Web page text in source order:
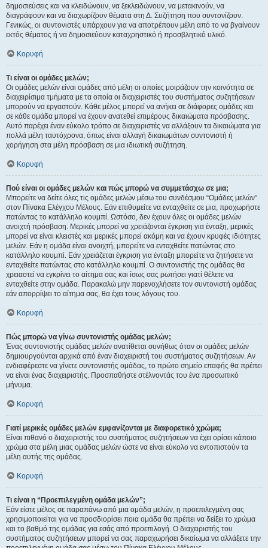
δημοσιεύσεις και να κλειδώνουν, να ξεκλειδώνουν, να μετακινούν, να
διαγράφουν και να διαχωρίζουν θέματα στη Δ. Συζήτηση που συντονίζουν.
Γενικώς, οι συντονιστές υπάρχουν για να αποτρέπουν μέλη από το να βγαίνουν
εκτός θέματος ή να δημοσιεύουν καταχρηστικό ή προσβλητικό υλικό.
Κορυφή
Τι είναι οι ομάδες μελών;
Οι ομάδες μελών είναι ομάδες από μέλη οι οποίες μοιράζουν την κοινότητα σε
διαχειρίσιμα τμήματα με τα οποία οι διαχειριστές του συστήματος συζητήσεων
μπορούν να εργαστούν. Κάθε μέλος μπορεί να ανήκει σε διάφορες ομάδες και
σε κάθε ομάδα μπορεί να έχουν ανατεθεί επιμέρους δικαιώματα πρόσβασης.
Αυτό παρέχει έναν εύκολο τρόπο σε διαχειριστές να αλλάξουν τα δικαιώματα για
πολλά μέλη ταυτόχρονα, όπως είναι αλλαγή δικαιωμάτων συντονιστή ή
χορήγηση στα μέλη πρόσβαση σε μια ιδιωτική συζήτηση.
Κορυφή
Πού είναι οι ομάδες μελών και πώς μπορώ να συμμετάσχω σε μια;
Μπορείτε να δείτε όλες τις ομάδες μελών μέσω του συνδέσμου “Ομάδες μελών”
στον Πίνακα Ελέγχου Μέλους. Εάν επιθυμείτε να ενταχθείτε σε μια, προχωρήστε
πατώντας το κατάλληλο κουμπί. Ωστόσο, δεν έχουν όλες οι ομάδες μελών
ανοιχτή πρόσβαση. Μερικές μπορεί να χρειάζονται έγκριση για ένταξη, μερικές
μπορεί να είναι κλειστές και μερικές μπορεί ακόμη και να έχουν κρυφές ιδιότητες
μελών. Εάν η ομάδα είναι ανοιχτή, μπορείτε να ενταχθείτε πατώντας στο
κατάλληλο κουμπί. Εάν χρειάζεται έγκριση για ένταξη μπορείτε να ζητήσετε να
ενταχθείτε πατώντας στο κατάλληλο κουμπί. Ο συντονιστής της ομάδας θα
χρειαστεί να εγκρίνει το αίτημα σας και ίσως σας ρωτήσει γιατί θέλετε να
ενταχθείτε στην ομάδα. Παρακαλώ μην παρενοχλήσετε τον συντονιστή ομάδας
εάν απορρίψει το αίτημα σας, θα έχει τους λόγους του.
Κορυφή
Πώς μπορώ να γίνω συντονιστής ομάδας μελών;
Ένας συντονιστής ομάδας μελών ανατίθεται συνήθως όταν οι ομάδες μελών
δημιουργούνται αρχικά από έναν διαχειριστή του συστήματος συζητήσεων. Αν
ενδιαφέρεστε να γίνετε συντονιστής ομάδας, το πρώτο σημείο επαφής θα πρέπει
να είναι ένας διαχειριστής. Προσπαθήστε στέλνοντάς του ένα προσωπικό
μήνυμα.
Κορυφή
Γιατί μερικές ομάδες μελών εμφανίζονται με διαφορετικό χρώμα;
Είναι πιθανό ο διαχειριστής του συστήματος συζητήσεων να έχει ορίσει κάποιο
χρώμα στα μέλη μιας ομάδας μελών ώστε να είναι εύκολο να εντοπιστούν τα
μέλη αυτής της ομάδας.
Κορυφή
Τι είναι η “Προεπιλεγμένη ομάδα μελών”;
Εάν είστε μέλος σε παραπάνω από μια ομάδα μελών, η προεπιλεγμένη σας
χρησιμοποιείται για να προσδιορίσει ποια ομάδα θα πρέπει να δείξει το χρώμα
και το βαθμό της ομάδας για εσάς από προεπιλογή. Ο διαχειριστής του
συστήματος συζητήσεων μπορεί να σας παραχωρήσει δικαίωμα να αλλάξετε την